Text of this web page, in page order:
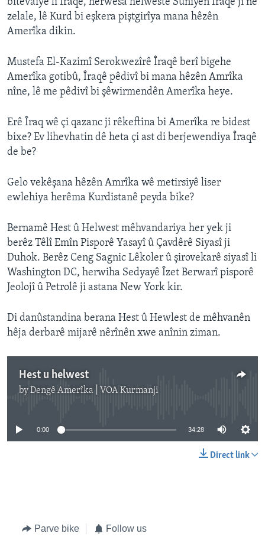
bitevaîye li Îraqê, herwesa helwestê Suniyên Îraqê ji ne
zelale, lê Kurd bi eşkera piştgirîya mana hêzên
Amerîka dikin.
Mustefa El-Kazimî Serokwezîrê Îraqê berî bigehe
Amerîka gotibû, Îraqê pêdivî bi mana hêzên Amrîka
nîne, lê me pêdivî bi şêwirmendên Amerîka heye.
Erê Îraq wê çi qazanc ji rêkeftina bi Amerîka re bidest
bixe? Ev lihevhatin dê heta çi ast di berjewendiya Îraqê
de be?
Gelo vekêşana hêzên Amrîka wê metirsiyê liser
ewlehiya herêma Kurdistanê peyda bike?
Bernamê Hest û Helwest mêhvandariya her yek ji
berêz Têlî Emîn Pisporê Yasayî û Çavdêrê Siyasî ji
Duhok. Berêz Ceng Sagnic Lêkoler û şirovekarê siyasî li
Washington DC, herwiha Sedyayê Îzet Berwarî pisporê
Jeolojî û Petrolê ji astana New York kir.
Di danûstandina berana Hest û Hewlest de mêhvanên
hêja derbarê mijarê nêrînên xwe anînin ziman.
Hest u helwest
byDengê Amerîka | VOA Kurmanji
No media source currently available
0:00 34:28
Direct link
Parve bike Follow us